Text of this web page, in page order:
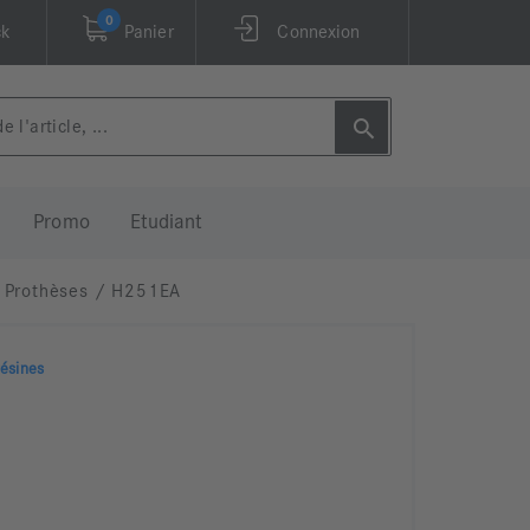
0
Panier Connexion
Promo Etudiant
/ H251EA
résines